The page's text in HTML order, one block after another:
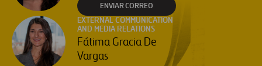
ENVIAR CORREO
EXTERNAL COMMUNICATION
AND MEDIA RELATIONS
Fátima Gracia De
Vargas